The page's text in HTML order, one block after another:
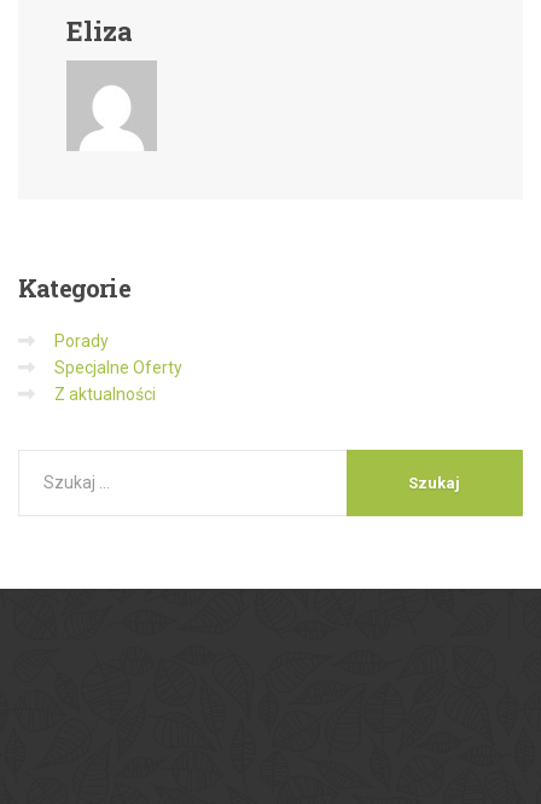
Eliza
Kategorie
Porady
Specjalne Oferty
Z aktualności